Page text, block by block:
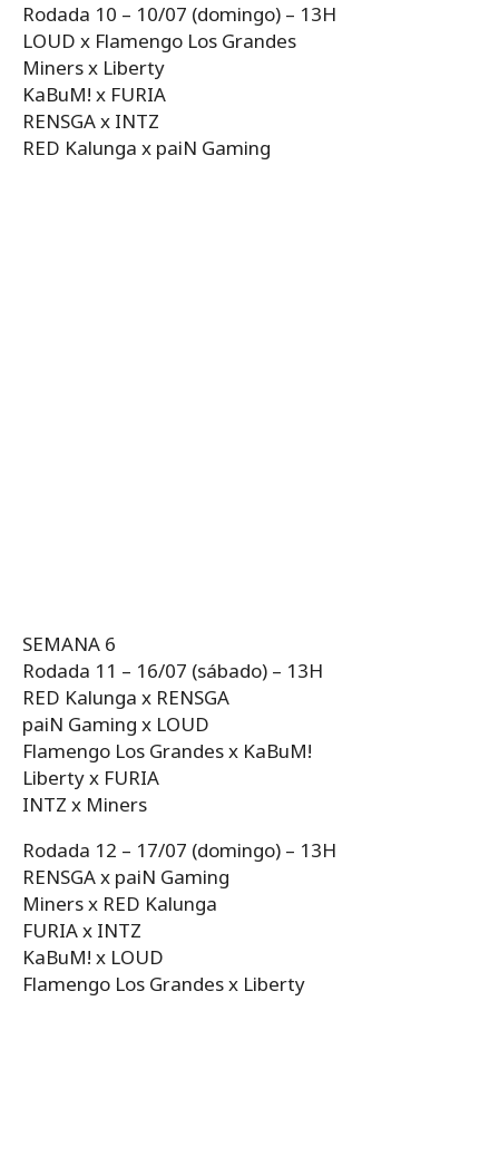
Rodada 10 – 10/07 (domingo) – 13H
LOUD x Flamengo Los Grandes
Miners x Liberty
KaBuM! x FURIA
RENSGA x INTZ
RED Kalunga x paiN Gaming
SEMANA 6
Rodada 11 – 16/07 (sábado) – 13H
RED Kalunga x RENSGA
paiN Gaming x LOUD
Flamengo Los Grandes x KaBuM!
Liberty x FURIA
INTZ x Miners
Rodada 12 – 17/07 (domingo) – 13H
RENSGA x paiN Gaming
Miners x RED Kalunga
FURIA x INTZ
KaBuM! x LOUD
Flamengo Los Grandes x Liberty